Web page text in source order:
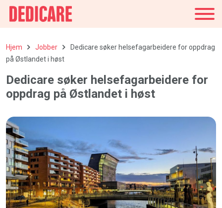
Hjem Jobber
Dedicare søker helsefagarbeidere for oppdrag
på Østlandet i høst
Dedicare søker helsefagarbeidere for
oppdrag på Østlandet i høst